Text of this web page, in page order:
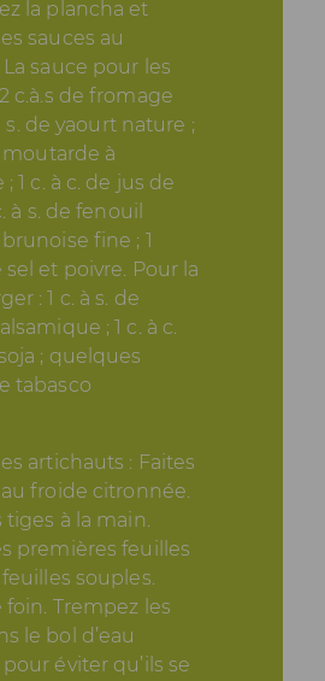
la plancha et
sauces au
sauce pour les
c.à.s de fromage
s. de yaourt nature ;
moutarde à
; 1 c. à c. de jus de
à s. de fenouil
fine ; 1
et poivre. Pour la
: 1 c. à s. de
; 1 c. à c.
; quelques
tabasco
artichauts : Faites
froide citronnée.
tiges à la main.
premières feuilles
feuilles souples.
foin. Trempez les
le bol d’eau
éviter qu’ils se